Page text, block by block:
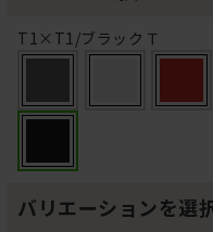
T1×T1/ブラックＴ
バリエーションを選